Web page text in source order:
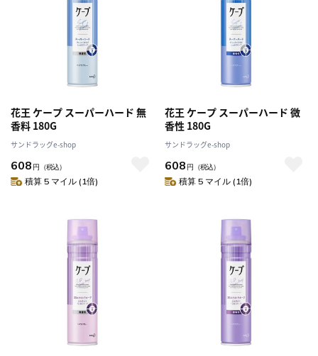
花王 ケープ スーパーハード 無
香料 180G
サンドラッグe-shop
608 円 （税込）
積算 5 マイル (1倍)
花王 ケープ スーパーハード 微
香性 180G
サンドラッグe-shop
608 円 （税込）
積算 5 マイル (1倍)